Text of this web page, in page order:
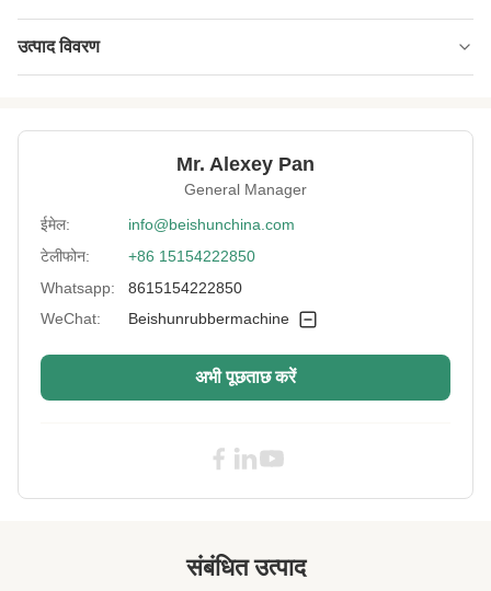
उत्पाद विवरण
Key Selling Points:स्वचालित
Rubber Sheet
Thickness:
3-16 मिमी
Adapted Max.
Width:
ग्राहकों की आवश्यकताओं के अनुसार
High Light:
Mr. Alexey Pan
General Manager
ईमेल:
info@beishunchina.com
टेलीफोन:
+86 15154222850
Whatsapp:
8615154222850
WeChat:
Beishunrubbermachine
अभी पूछताछ करें
संबंधित उत्पाद